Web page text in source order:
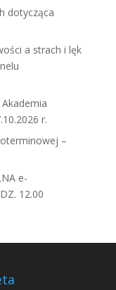
dotycząca
a strach i lęk
r.
–
e-
12.00